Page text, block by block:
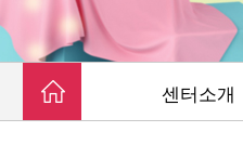
센터소개